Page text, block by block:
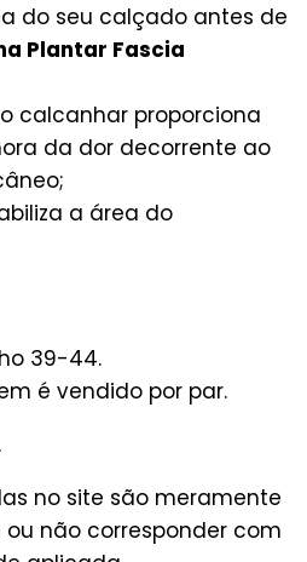
do seu calçado antes de
Plantar Fascia
calcanhar proporciona
da dor decorrente ao
a área do
39-44.
é vendido por par.
no site são meramente
não corresponder com